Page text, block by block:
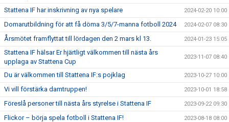
Stattena IF har inskrivning av nya spelare 2024-02-20 10:00
Domarutbildning för att få döma 3/5/7-manna fotboll 2024 2024-02-07 08:30
Årsmötet framflyttat till lördagen den 2 mars kl 13. 2024-01-23 15:05
Stattena IF hälsar Er hjärtligt välkommen till nästa års
upplaga av Stattena Cup
2023-11-07 08:40
Du är välkommen till Stattena IF:s pojklag 2023-10-27 10:00
Vi vill förstärka damtruppen! 2023-10-01 18:58
Föreslå personer till nästa års styrelse i Stattena IF 2023-09-22 09:30
Flickor – börja spela fotboll i Stattena IF! 2023-08-18 08:00